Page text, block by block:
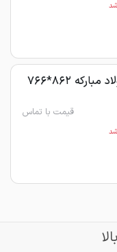
قلع اندود ۰٫۱۸ فولاد مبارکه ۸۶۲*۷۶۶
قیمت با تماس